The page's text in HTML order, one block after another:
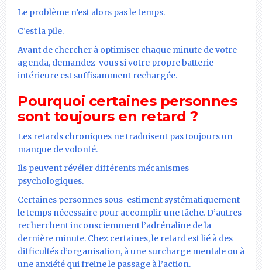
Le problème n’est alors pas le temps.
C’est la pile.
Avant de chercher à optimiser chaque minute de votre
agenda, demandez-vous si votre propre batterie
intérieure est suffisamment rechargée.
Pourquoi certaines personnes
sont toujours en retard ?
Les retards chroniques ne traduisent pas toujours un
manque de volonté.
Ils peuvent révéler différents mécanismes
psychologiques.
Certaines personnes sous-estiment systématiquement
le temps nécessaire pour accomplir une tâche. D’autres
recherchent inconsciemment l’adrénaline de la
dernière minute. Chez certaines, le retard est lié à des
difficultés d’organisation, à une surcharge mentale ou à
une anxiété qui freine le passage à l’action.